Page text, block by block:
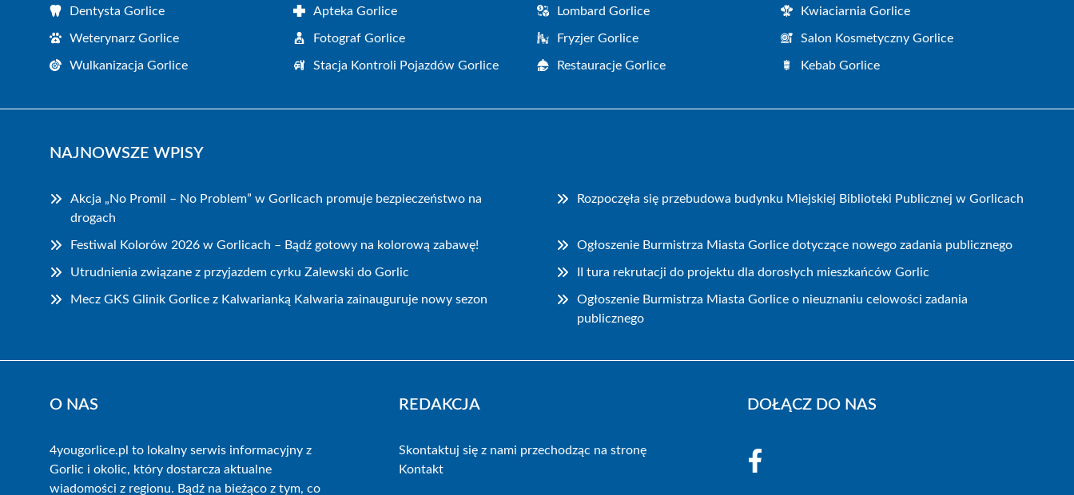
Dentysta Gorlice Apteka Gorlice Lombard Gorlice Kwiaciarnia Gorlice
Weterynarz Gorlice Fotograf Gorlice Fryzjer Gorlice Salon Kosmetyczny Gorlice
Wulkanizacja Gorlice Stacja Kontroli Pojazdów Gorlice Restauracje Gorlice Kebab Gorlice
NAJNOWSZE WPISY
Akcja „No Promil – No Problem” w Gorlicach promuje bezpieczeństwo na
drogach
Rozpoczęła się przebudowa budynku Miejskiej Biblioteki Publicznej w Gorlicach
Festiwal Kolorów 2026 w Gorlicach – Bądź gotowy na kolorową zabawę! Ogłoszenie Burmistrza Miasta Gorlice dotyczące nowego zadania publicznego
Utrudnienia związane z przyjazdem cyrku Zalewski do Gorlic II tura rekrutacji do projektu dla dorosłych mieszkańców Gorlic
Mecz GKS Glinik Gorlice z Kalwarianką Kalwaria zainauguruje nowy sezon
Ogłoszenie Burmistrza Miasta Gorlice o nieuznaniu celowości zadania
publicznego
O NAS
4yougorlice.pl to lokalny serwis informacyjny z
Gorlic i okolic, który dostarcza aktualne
wiadomości z regionu. Bądź na bieżąco z tym, co
REDAKCJA
Skontaktuj się z nami przechodząc na stronę
Kontakt
DOŁĄCZ DO NAS